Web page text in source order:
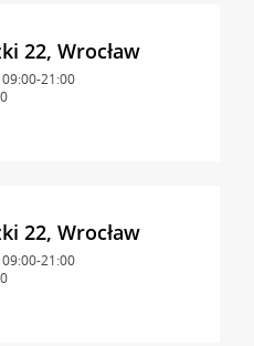
22, Wrocław
21:00
22, Wrocław
21:00